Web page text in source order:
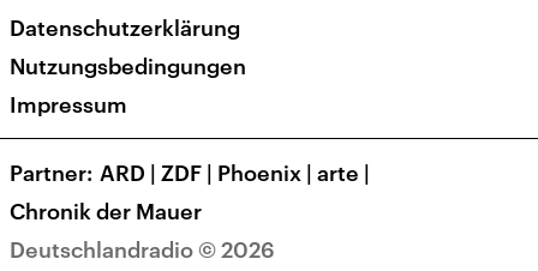
Veranstaltungen
Presse
Karriere
Transparenz
Deutschlandradio © 2026
Datenschutzerklärung
Nutzungsbedingungen
Impressum
Partner ARD | ZDF | Phoenix | arte |
Chronik der Mauer